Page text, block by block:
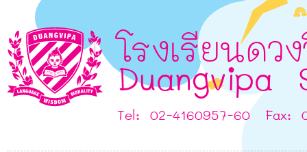
โรงเรียนดว
Duangvipa
Tel: 02-4160957-60 Fax:
C
E